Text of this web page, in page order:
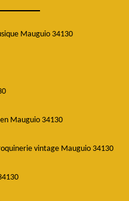
Mauguio 34130
Mauguio 34130
vintage Mauguio 34130